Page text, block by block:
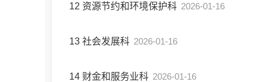
12 资源节约和环境保护科 2026-01-16
13 社会发展科 2026-01-16
14 财金和服务业科 2026-01-16